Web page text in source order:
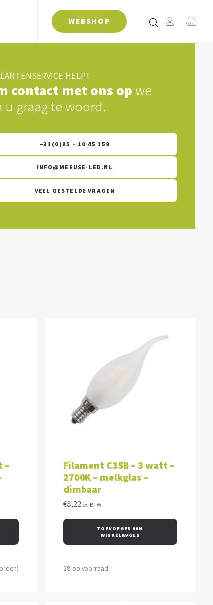
WEBSHOP
HELPT
contact met ons opwe
u graag te woord.
+31(0)85 – 10 45 159
INFO@MEEUSE-LED.NL
VEEL GESTELDE VRAGEN
–
Filament C35B – 3 watt –
2700K – melkglas –
dimbaar
€8,22 ex. BTW
TOEVOEGEN AAN
WINKELWAGEN
28 op voorraad